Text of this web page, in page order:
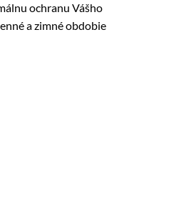
ochranu Vášho
a zimné obdobie